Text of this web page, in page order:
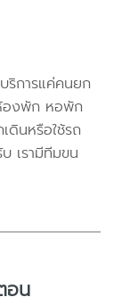
ริการแค่คนยก
องพัก หอพัก
ดินหรือใช้รถ
บ เรามีทีมขน
อน